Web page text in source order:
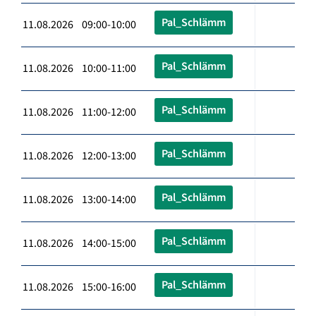
11.08.2026 09:00-10:00 Pal_Schlämm
11.08.2026 10:00-11:00 Pal_Schlämm
11.08.2026 11:00-12:00 Pal_Schlämm
11.08.2026 12:00-13:00 Pal_Schlämm
11.08.2026 13:00-14:00 Pal_Schlämm
11.08.2026 14:00-15:00 Pal_Schlämm
11.08.2026 15:00-16:00 Pal_Schlämm